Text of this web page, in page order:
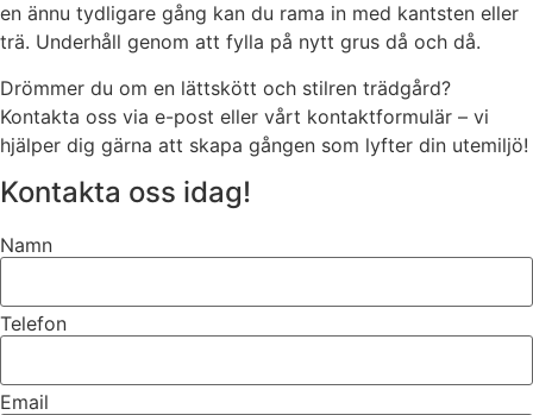
en ännu tydligare gång kan du rama in med kantsten eller
trä. Underhåll genom att fylla på nytt grus då och då.
Drömmer du om en lättskött och stilren trädgård?
Kontakta oss via e-post eller vårt kontaktformulär – vi
hjälper dig gärna att skapa gången som lyfter din utemiljö!
Kontakta oss idag!
Namn
Telefon
Email